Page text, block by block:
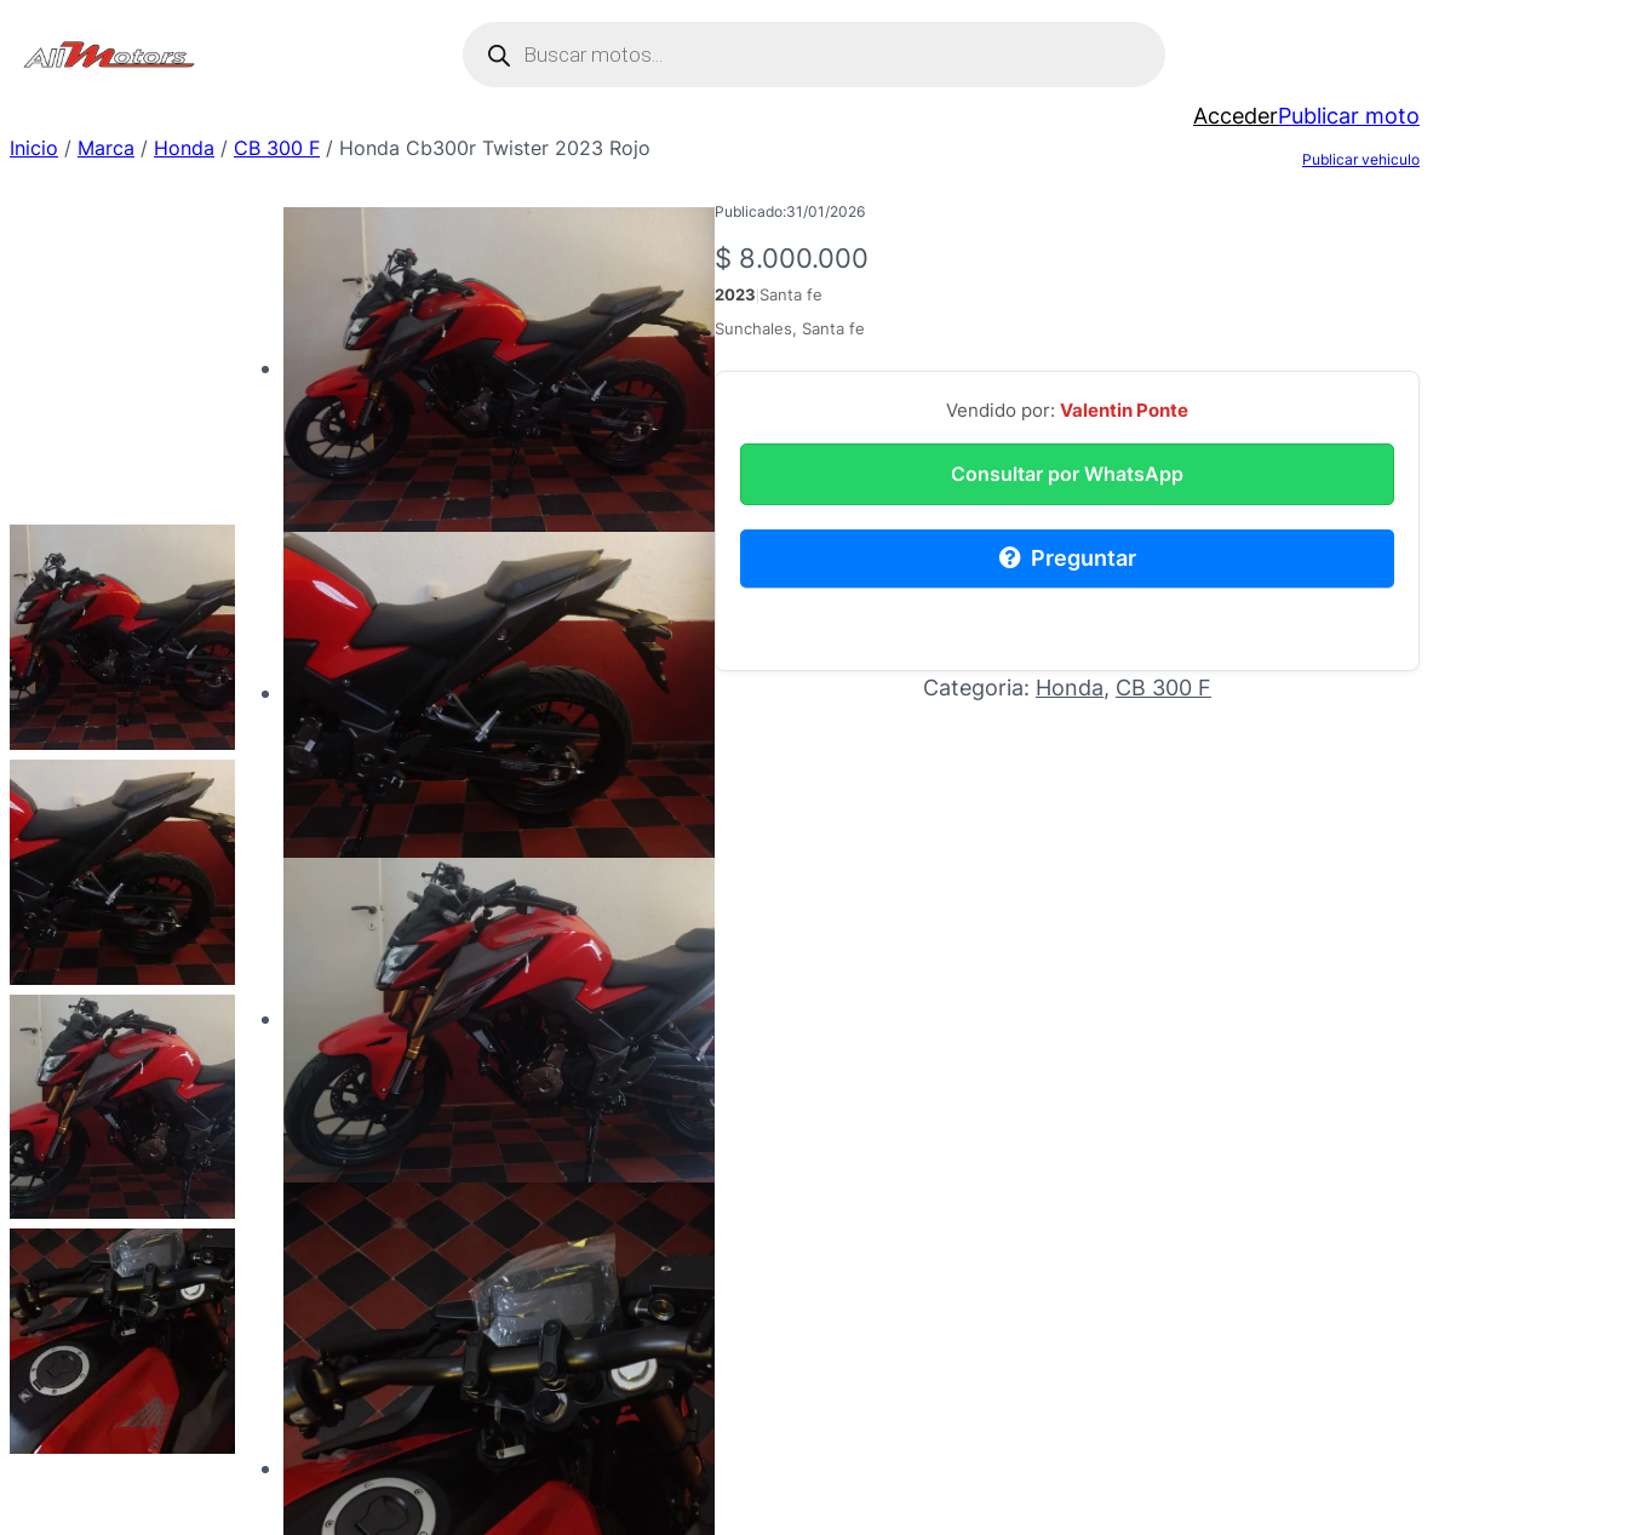
productos
AccederPublicar moto
Inicio / Marca / Honda / CB 300 F / Honda Cb300r Twister 2023 Rojo Publicar vehiculo
Publicado:31/01/2026
$ 8.000.000
2023 Santa fe
Sunchales, Santa fe
Vendido por: Valentin Ponte
Consultar por WhatsApp
Preguntar
Categoria: Honda, CB 300 F